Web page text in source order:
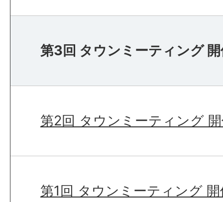
第3回 タウンミーティング
第2回 タウンミーティング
第1回 タウンミーティング